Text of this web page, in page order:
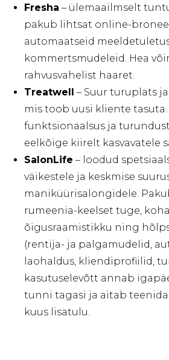
Fresha – ülemaailmselt
pakub lihtsat online-
automaatseid
kommertsmudeleid. Hea
rahvusvahelist haaret.
Treatwell
– Suur turuplats
mis toob uusi kliente tasuta.
funktsionaalsus ja
eelkõige kiirelt kasvavatele
SalonLife – loodud
väikestele ja keskmise
maniküürisalongidele.
rumeenia-keelset tuge,
õigusraamistikku ning
(rentija- ja palgamudelid,
laohaldus, kliendiprofiilid,
kasutuselevõtt annab
tunni tagasi ja aitab teenida
kuus lisatulu.